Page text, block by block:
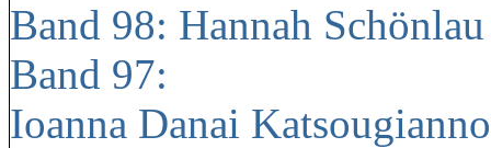
Band 98: Hannah
Band 97:
Ioanna Danai